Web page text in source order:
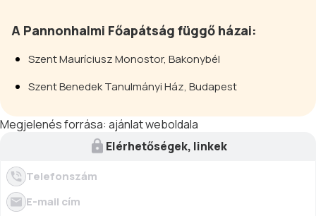
A Pannonhalmi Főapátság függő házai:
Szent Mauríciusz Monostor, Bakonybél
Szent Benedek Tanulmányi Ház, Budapest
Megjelenés forrása: ajánlat weboldala
Elérhetőségek, linkek
Telefonszám
E-mail cím